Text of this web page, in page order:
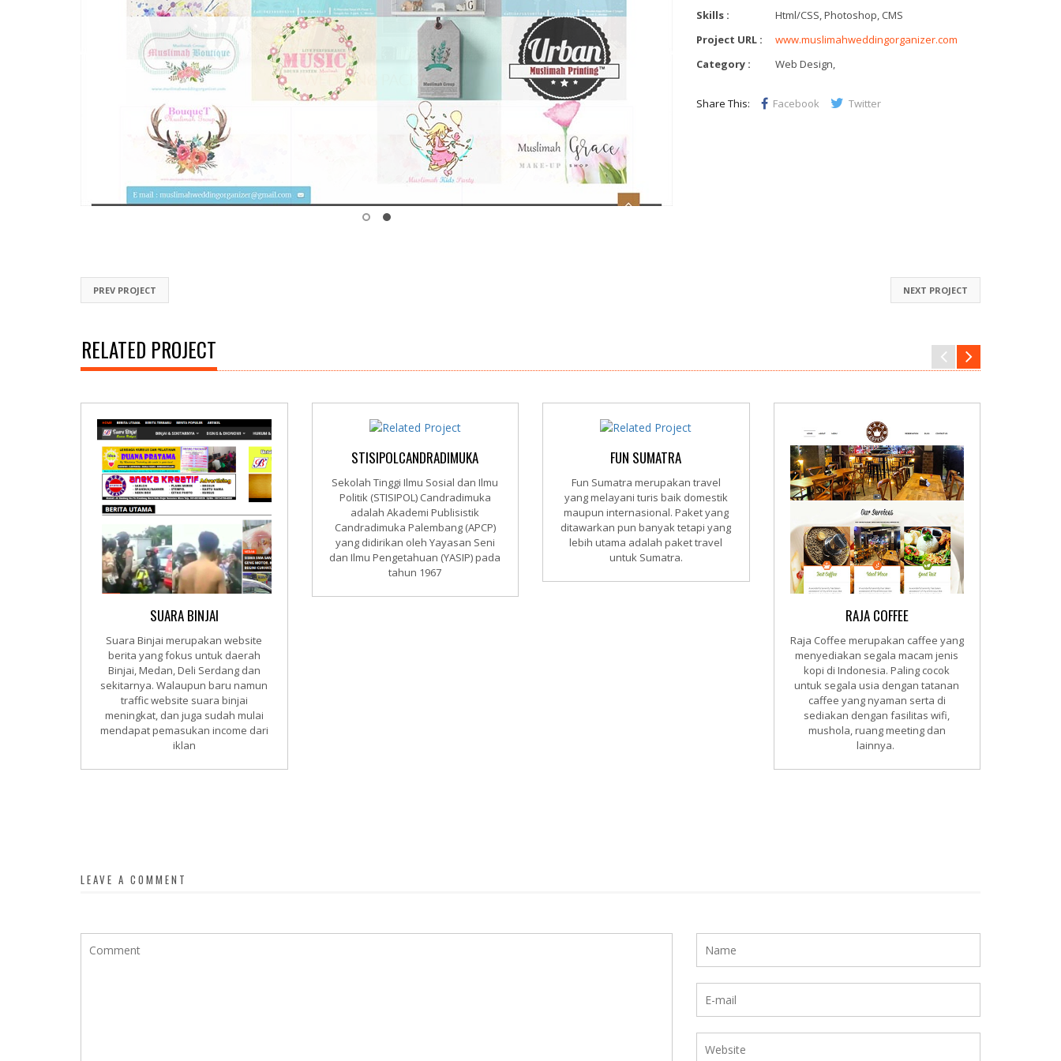
Skills :
Html/CSS, Photoshop, CMS
Project URL :
www.muslimahweddingorganizer.com
Category :
Web Design,
Share This: Facebook Twitter
NEXT PROJECT
PREV PROJECT
RELATED PROJECT
SUARA BINJAI
Suara Binjai merupakan website
berita yang fokus untuk daerah
Binjai, Medan, Deli Serdang dan
sekitarnya. Walaupun baru namun
traffic website suara binjai
meningkat, dan juga sudah mulai
mendapat pemasukan income dari
iklan
STISIPOLCANDRADIMUKA
Sekolah Tinggi Ilmu Sosial dan Ilmu
Politik (STISIPOL) Candradimuka
adalah Akademi Publisistik
Candradimuka Palembang (APCP)
yang didirikan oleh Yayasan Seni
dan Ilmu Pengetahuan (YASIP) pada
tahun 1967
FUN SUMATRA
Fun Sumatra merupakan travel
yang melayani turis baik domestik
maupun internasional. Paket yang
ditawarkan pun banyak tetapi yang
lebih utama adalah paket travel
untuk Sumatra.
RAJA COFFEE
Raja Coffee merupakan caffee yang
menyediakan segala macam jenis
kopi di Indonesia. Paling cocok
untuk segala usia dengan tatanan
caffee yang nyaman serta di
sediakan dengan fasilitas wifi,
mushola, ruang meeting dan
lainnya.
LEAVE A COMMENT